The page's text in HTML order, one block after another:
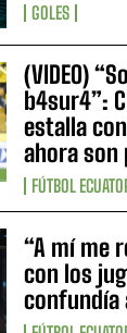
GOLES
(VIDEO)
b4sur4”:
estalla
ahora
FÚTBOL
“A mí me
con los
confundía